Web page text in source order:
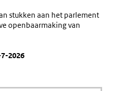
stukken aan het parlement
openbaarmaking van
2026